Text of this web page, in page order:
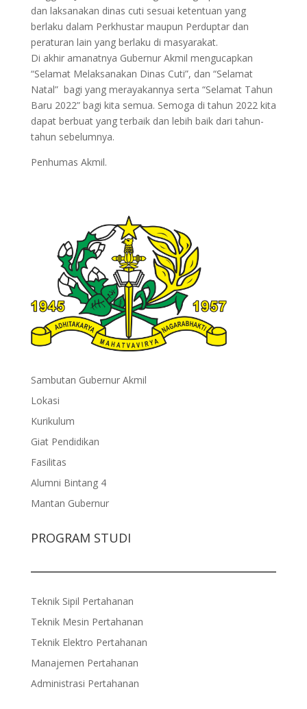
dan laksanakan dinas cuti sesuai ketentuan yang
berlaku dalam Perkhustar maupun Perduptar dan
peraturan lain yang berlaku di masyarakat.
Di akhir amanatnya Gubernur Akmil mengucapkan
“Selamat Melaksanakan Dinas Cuti”, dan “Selamat
Natal” bagi yang merayakannya serta “Selamat Tahun
Baru 2022” bagi kita semua. Semoga di tahun 2022 kita
dapat berbuat yang terbaik dan lebih baik dari tahun-
tahun sebelumnya.
Penhumas Akmil.
Sambutan Gubernur Akmil
Lokasi
Kurikulum
Giat Pendidikan
Fasilitas
Alumni Bintang 4
Mantan Gubernur
PROGRAM STUDI
Teknik Sipil Pertahanan
Teknik Mesin Pertahanan
Teknik Elektro Pertahanan
Manajemen Pertahanan
Administrasi Pertahanan